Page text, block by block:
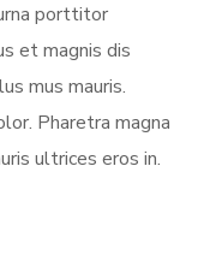
porttitor
et magnis dis
mus mauris.
Pharetra magna
ultrices eros in.